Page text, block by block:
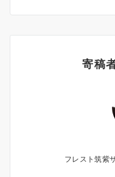
寄稿
フレスト筑紫